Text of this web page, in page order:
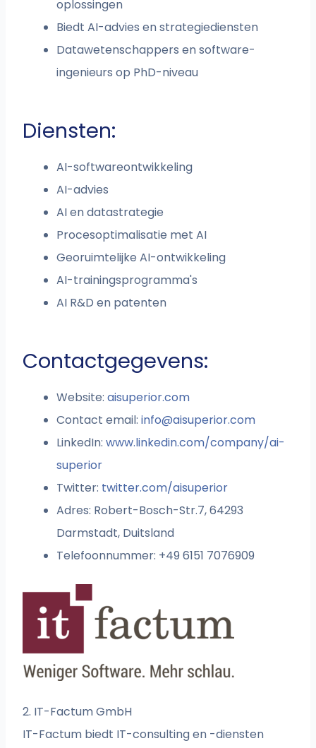
oplossingen
Biedt AI-advies en strategiediensten
Datawetenschappers en software-
ingenieurs op PhD-niveau
Diensten:
AI-softwareontwikkeling
AI-advies
AI en datastrategie
Procesoptimalisatie met AI
Georuimtelijke AI-ontwikkeling
AI-trainingsprogramma's
AI R&D en patenten
Contactgegevens:
Website:aisuperior.com
Contact email:info@aisuperior.com
LinkedIn:www.linkedin.com/company/ai-
superior
Twitter: twitter.com/aisuperior
Adres: Robert-Bosch-Str.7, 64293
Darmstadt, Duitsland
Telefoonnummer: +49 6151 7076909
2. IT-Factum GmbH
IT-Factum biedt IT-consulting en -diensten